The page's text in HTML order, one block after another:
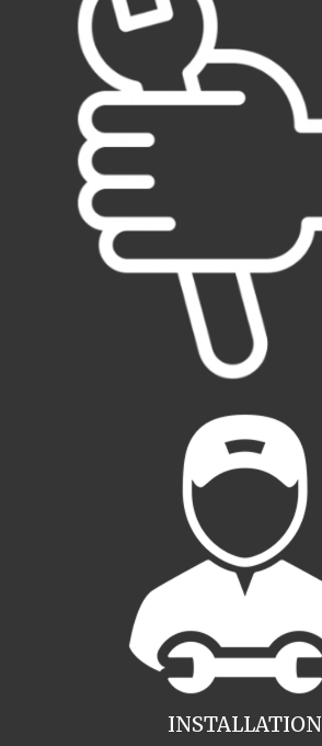
INSTALLATION